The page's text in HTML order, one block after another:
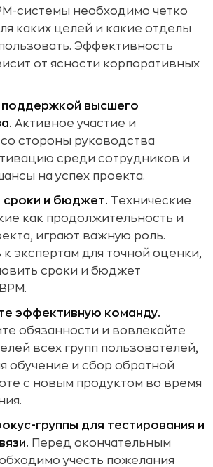
системы необходимо четко
каких целей и какие отделы
Эффективность
от ясности корпоративных
поддержкой высшего
Активное участие и
стороны руководства
среди сотрудников и
на успех проекта.
сроки и бюджет. Технические
как продолжительность и
играют важную роль.
экспертам для точной оценки,
сроки и бюджет
эффективную команду.
обязанности и вовлекайте
всех групп пользователей,
обучение и сбор обратной
с новым продуктом во время
группы для тестирования и
Перед окончательным
учесть пожелания